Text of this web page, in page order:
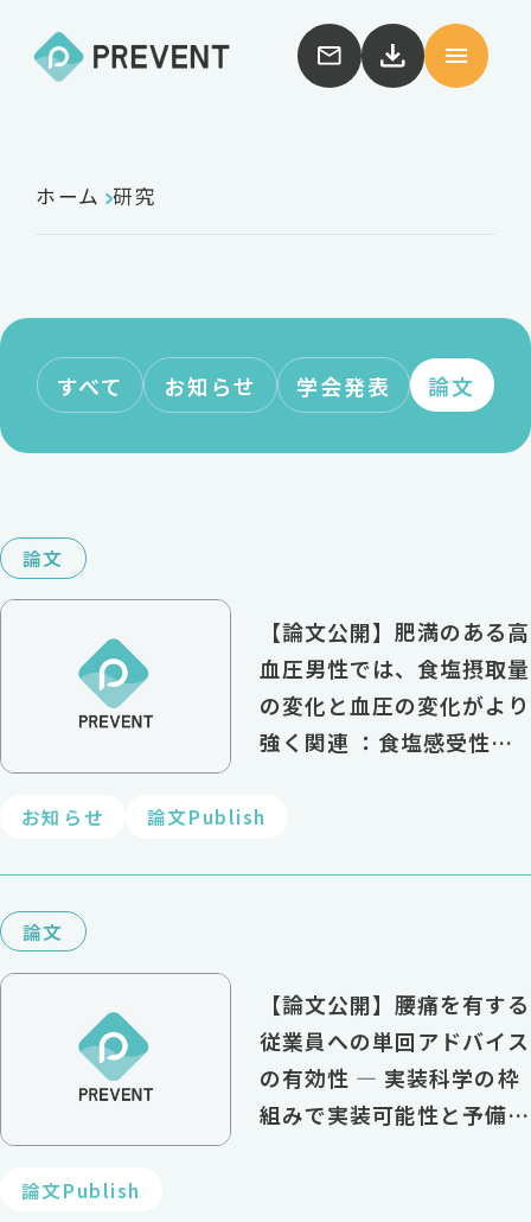
ホーム 研究
すべて お知らせ 学会発表 論文
論文
【論文公開】肥満のある高
血圧男性では、食塩摂取量
の変化と血圧の変化がより
強く関連 ：食塩感受性の
お知らせ 論文Publish
論文
【論文公開】腰痛を有する
従業員への単回アドバイス
の有効性 ― 実装科学の枠
組みで実装可能性と予備的
論文Publish